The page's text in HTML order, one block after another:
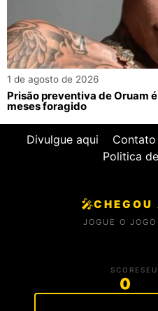
1 de agosto de 2026
Prisão preventiva de Oruam
meses foragido
Divulgue aqui Contato
Politica
🎤CHEGOU
JOGUE O
SCORE
0